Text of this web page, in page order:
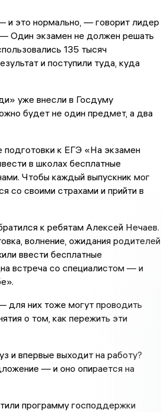
и это нормально, — говорит лидер
Один экзамен не должен решать
135 тысяч
и поступили туда, куда
уже внесли в Госдуму
будет не один предмет, а два
к ЕГЭ «На экзамен
в школах бесплатные
Чтобы каждый выпускник мог
со своими страхами и прийти в
к ребятам Алексей Нечаев.
волнение, ожидания родителей
ввести бесплатные
встреча со специалистом — и
для них тоже могут проводить
о том, как пережить эти
и впервые выходит на работу?
— и оно опирается на
программу господдержки